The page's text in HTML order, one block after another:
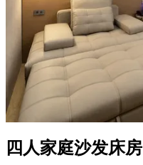
四人家庭沙发床房